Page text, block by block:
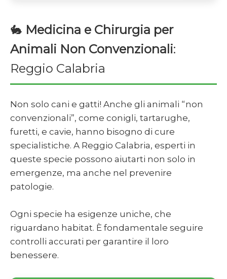
🐇 Medicina e Chirurgia per
Animali Non Convenzionali:
Reggio Calabria
Non solo cani e gatti! Anche gli animali “non
convenzionali”, come conigli, tartarughe,
furetti, e cavie, hanno bisogno di cure
specialistiche. A Reggio Calabria, esperti in
queste specie possono aiutarti non solo in
emergenze, ma anche nel prevenire
patologie.
Ogni specie ha esigenze uniche, che
riguardano habitat. È fondamentale seguire
controlli accurati per garantire il loro
benessere.